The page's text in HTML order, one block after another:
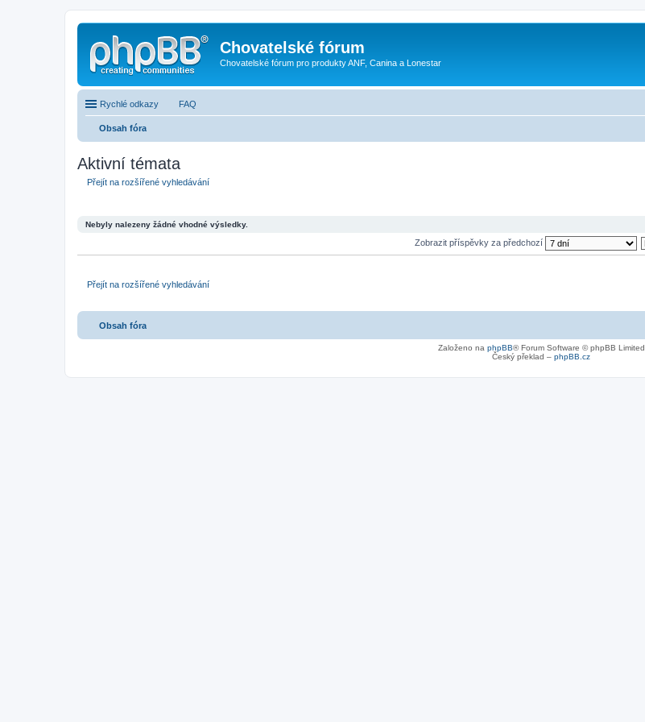
Chovatelské fórum
Chovatelské fórum pro produkty ANF, Canina a Lonestar
Rychlé odkazy FAQ
Obsah fóra
Aktivní témata
Přejít na rozšířené vyhledávání
Nebyly nalezeny žádné vhodné výsledky.
Zobrazit příspěvky za předchozí
Přejít na rozšířené vyhledávání
Obsah fóra
Založeno na phpBB® Forum Software © phpBB Limited
Český překlad – phpBB.cz